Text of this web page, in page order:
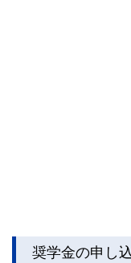
奨学金の申し